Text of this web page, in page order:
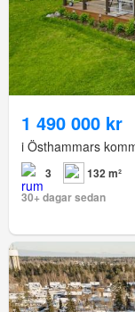
1 490 000 kr
i Östhammars
3
132 m²
30+ dagar sedan